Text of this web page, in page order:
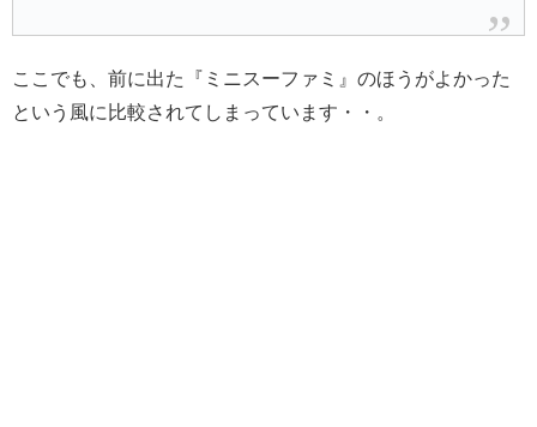
ここでも、前に出た『ミニスーファミ』のほうがよかった
という風に比較されてしまっています・・。